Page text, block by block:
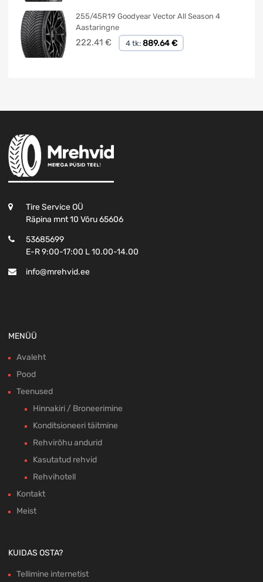
255/45R19 Goodyear Vector All Season 4
Aastaringne
222.41 € 4 tk: 889.64 €
Tire Service OÜ
Räpina mnt 10 Võru 65606
53685699
E-R 9:00-17:00 L 10.00-14.00
info@mrehvid.ee
MENÜÜ
Avaleht
Pood
Teenused
Hinnakiri / Broneerimine
Konditsioneeri täitmine
Rehvirõhu andurid
Kasutatud rehvid
Rehvihotell
Kontakt
Meist
KUIDAS OSTA?
Tellimine internetist